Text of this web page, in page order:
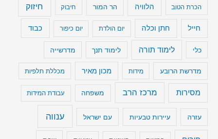
הכרת הטוב הלוויה הר המור חיבוק חיזוק
חייל חתן וכלה יום הולדת יום כיפור כבוד
כלי לימוד תורה לימוד תנך מדרשייה
מדרשת הרובע מידות מכון מאיר מכללת תלפיות
מסירות מרכז הרב משפחה עבודת המידות
עזרה עיירות טבעיות עם ישראל ענווה